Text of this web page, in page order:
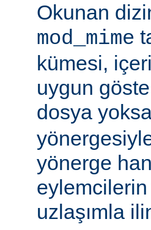
Okunan
mod_mime
kümesi,
uygun
dosya
yönerge
uzlaşımla